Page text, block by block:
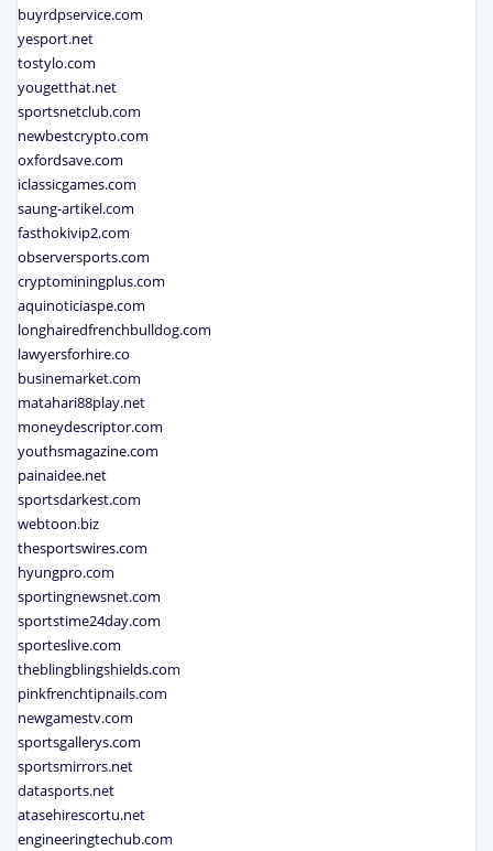
buyrdpservice.com
yesport.net
tostylo.com
yougetthat.net
sportsnetclub.com
newbestcrypto.com
oxfordsave.com
iclassicgames.com
saung-artikel.com
fasthokivip2.com
observersports.com
cryptominingplus.com
aquinoticiaspe.com
longhairedfrenchbulldog.com
lawyersforhire.co
businemarket.com
matahari88play.net
moneydescriptor.com
youthsmagazine.com
painaidee.net
sportsdarkest.com
webtoon.biz
thesportswires.com
hyungpro.com
sportingnewsnet.com
sportstime24day.com
sporteslive.com
theblingblingshields.com
pinkfrenchtipnails.com
newgamestv.com
sportsgallerys.com
sportsmirrors.net
datasports.net
atasehirescortu.net
engineeringtechub.com